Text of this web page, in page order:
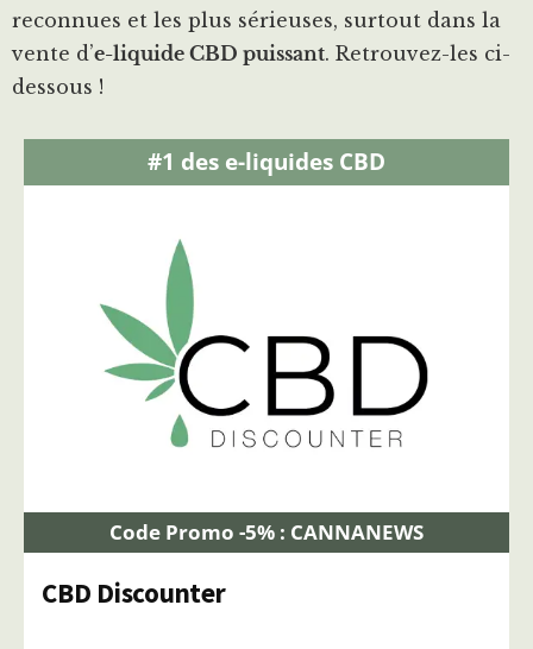
reconnues et les plus sérieuses, surtout dans la
vente d’e-liquide CBD puissant. Retrouvez-les ci-
dessous !
#1 des e-liquides CBD
Code Promo -5% : CANNANEWS
CBD Discounter